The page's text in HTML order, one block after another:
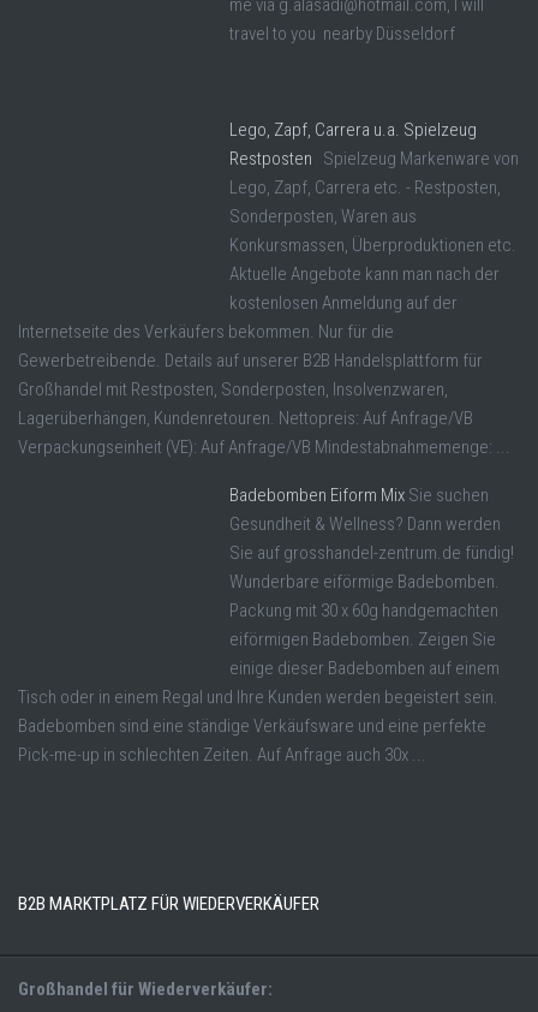
me via g.alasadi@hotmail.com, I will
travel to you nearby Düsseldorf
Lego, Zapf, Carrera u.a. Spielzeug
Restposten
Spielzeug Markenware von
Lego, Zapf, Carrera etc. - Restposten,
Sonderposten, Waren aus
Konkursmassen, Überproduktionen etc.
Aktuelle Angebote kann man nach der
kostenlosen Anmeldung auf der
Internetseite des Verkäufers bekommen. Nur für die
Gewerbetreibende. Details auf unserer B2B Handelsplattform für
Großhandel mit Restposten, Sonderposten, Insolvenzwaren,
Lagerüberhängen, Kundenretouren. Nettopreis: Auf Anfrage/VB
Verpackungseinheit (VE): Auf Anfrage/VB Mindestabnahmemenge: ...
Badebomben Eiform Mix Sie suchen
Gesundheit & Wellness? Dann werden
Sie auf grosshandel-zentrum.de fündig!
Wunderbare eiförmige Badebomben.
Packung mit 30 x 60g handgemachten
eiförmigen Badebomben. Zeigen Sie
einige dieser Badebomben auf einem
Tisch oder in einem Regal und Ihre Kunden werden begeistert sein.
Badebomben sind eine ständige Verkäufsware und eine perfekte
Pick-me-up in schlechten Zeiten. Auf Anfrage auch 30x ...
B2B MARKTPLATZ FÜR WIEDERVERKÄUFER
Großhandel für Wiederverkäufer: